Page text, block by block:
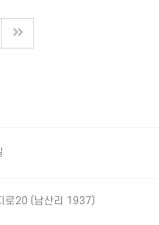
로20 (남산리 1937)